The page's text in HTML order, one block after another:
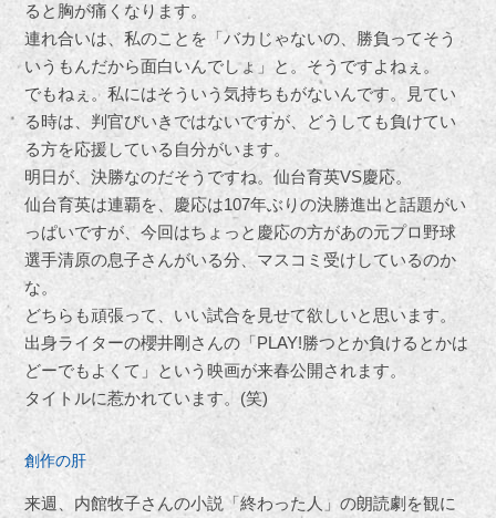
ると胸が痛くなります。
連れ合いは、私のことを「バカじゃないの、勝負ってそう
いうもんだから面白いんでしょ」と。そうですよねぇ。
でもねぇ。私にはそういう気持ちもがないんです。見てい
る時は、判官びいきではないですが、どうしても負けてい
る方を応援している自分がいます。
明日が、決勝なのだそうですね。仙台育英VS慶応。
仙台育英は連覇を、慶応は107年ぶりの決勝進出と話題がい
っぱいですが、今回はちょっと慶応の方があの元プロ野球
選手清原の息子さんがいる分、マスコミ受けしているのか
な。
どちらも頑張って、いい試合を見せて欲しいと思います。
出身ライターの櫻井剛さんの「PLAY!勝つとか負けるとかは
どーでもよくて」という映画が来春公開されます。
タイトルに惹かれています。(笑)
創作の肝
来週、内館牧子さんの小説「終わった人」の朗読劇を観に